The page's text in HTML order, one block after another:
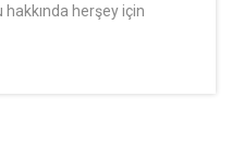
hakkında herşey için